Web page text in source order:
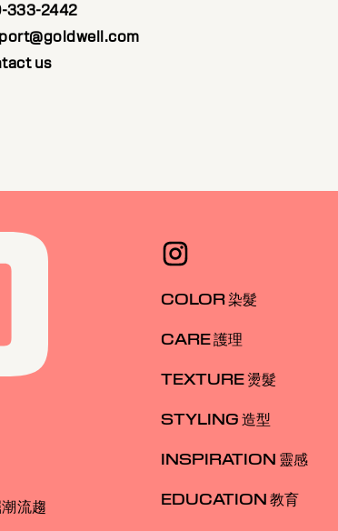
333-2442
us
流趨
COLOR 染髮
CARE 護理
TEXTURE 燙髮
STYLING 造型
INSPIRATION 靈感
EDUCATION 教育